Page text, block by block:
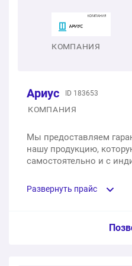
Двухстворчатое
Трехстворчатое
КОМПАНИЯ
Ариус
ID 183653
КОМПАНИЯ
Мы предоставляем
нашу продукцию,
самостоятельно и с
требованиям ГОСТ.
Развернуть прайс
Услуга из прайс-листа /